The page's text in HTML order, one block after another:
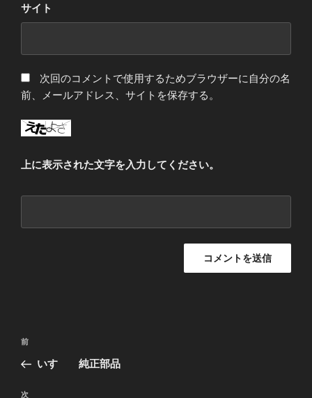
サイト
次回のコメントで使用するためブラウザーに自分の名
前、メールアドレス、サイトを保存する。
上に表示された文字を入力してください。
投
ナ
ビ
前
の
稿
前
いすゞ 純正部品
次
次